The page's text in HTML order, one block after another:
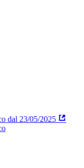
dal 23/05/2025